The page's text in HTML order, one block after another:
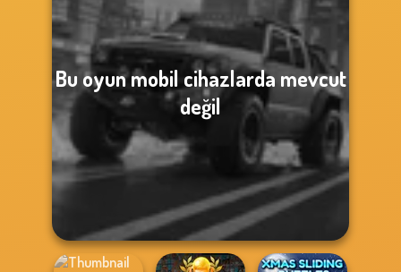
Bu oyun mobil cihazlarda mevcut
değil